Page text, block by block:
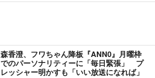
森香澄、フワちゃん降板『ANN0』月曜枠
でのパーソナリティーに「毎日緊張」 プ
レッシャー明かすも「いい放送になれば」